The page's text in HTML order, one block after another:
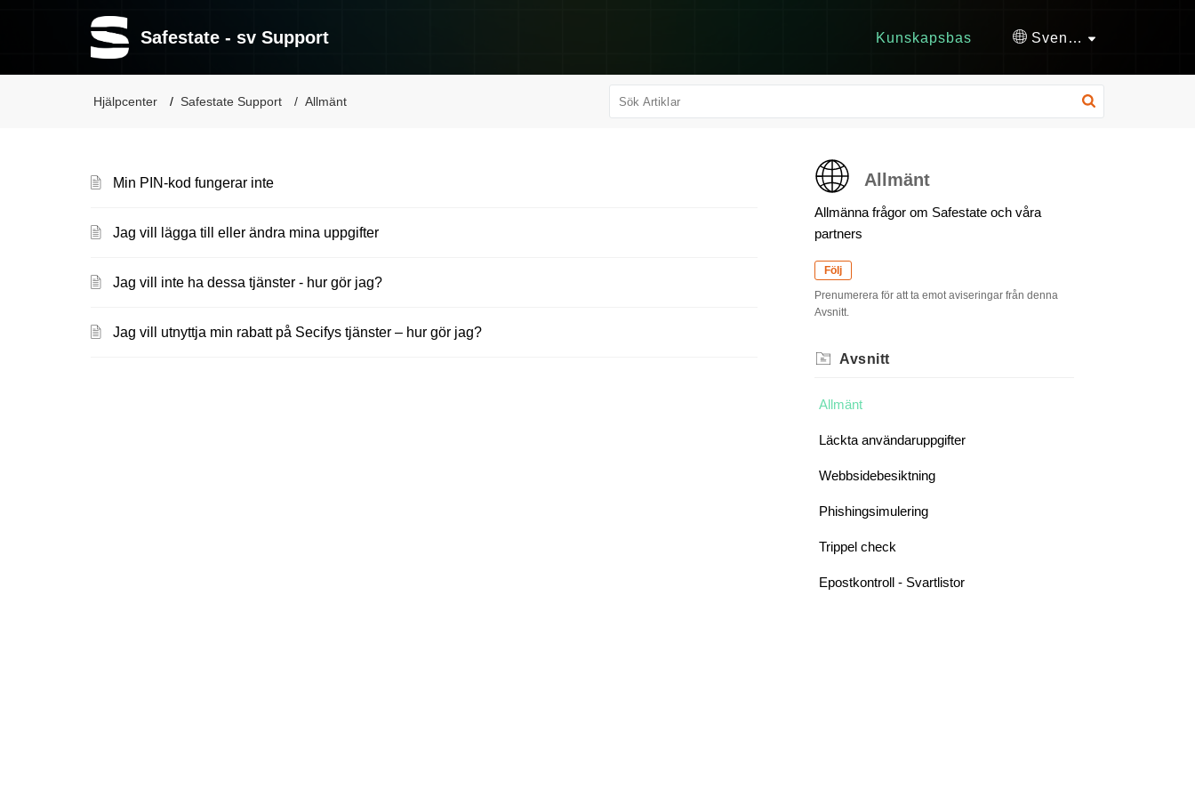
Safestate - sv Support Kunskapsbas Svenska
Hjälpcenter Safestate Support Allmänt
Min PIN-kod fungerar inte
Jag vill lägga till eller ändra mina uppgifter
Jag vill inte ha dessa tjänster - hur gör jag?
Jag vill utnyttja min rabatt på Secifys tjänster – hur gör jag?
Allmänt
Allmänna frågor om Safestate och våra
partners
Följ
Prenumerera för att ta emot aviseringar från denna
Avsnitt.
Avsnitt
Allmänt
Läckta användaruppgifter
Webbsidebesiktning
Phishingsimulering
Trippel check
Epostkontroll - Svartlistor